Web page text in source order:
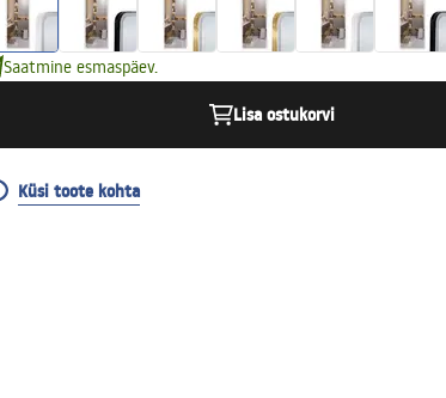
Saatmine esmaspäev.
Lisa ostukorvi
Küsi toote kohta